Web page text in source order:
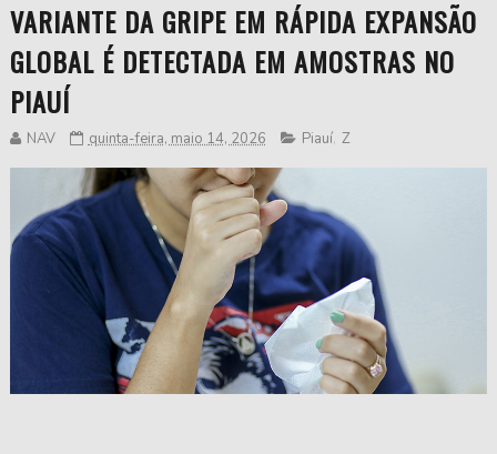
VARIANTE DA GRIPE EM RÁPIDA EXPANSÃO
GLOBAL É DETECTADA EM AMOSTRAS NO
PIAUÍ
NAV quinta-feira, maio 14, 2026 Piauí, Z